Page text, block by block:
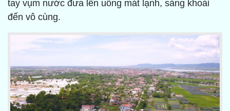
tay vụm nước đưa lên uống mát lạnh, sảng khoái
đến vô cùng.